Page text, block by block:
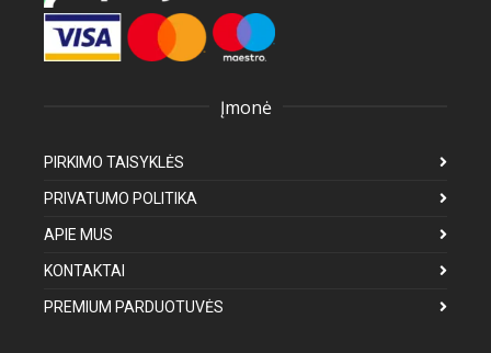
Įmonė
PIRKIMO TAISYKLĖS
PRIVATUMO POLITIKA
APIE MUS
KONTAKTAI
PREMIUM PARDUOTUVĖS